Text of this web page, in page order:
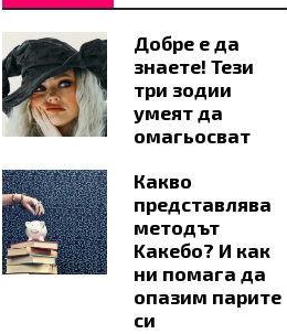
Добре е да
знаете! Тези
три зодии
умеят да
омагьосват
Какво
представлява
методът
Kaкебо? И как
ни помага да
опазим парите
си